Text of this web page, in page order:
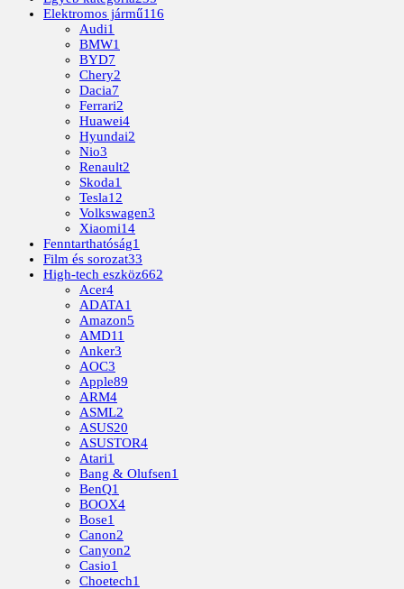
Elektromos jármű116
Audi1
BMW1
BYD7
Chery2
Dacia7
Ferrari2
Huawei4
Hyundai2
Nio3
Renault2
Skoda1
Tesla12
Volkswagen3
Xiaomi14
Fenntarthatóság1
Film és sorozat33
High-tech eszköz662
Acer4
ADATA1
Amazon5
AMD11
Anker3
AOC3
Apple89
ARM4
ASML2
ASUS20
ASUSTOR4
Atari1
Bang & Olufsen1
BenQ1
BOOX4
Bose1
Canon2
Canyon2
Casio1
Choetech1